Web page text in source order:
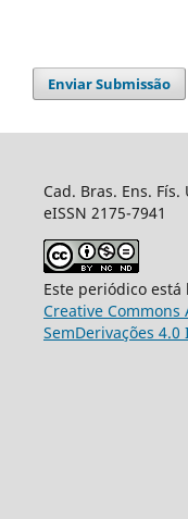
Enviar Submissão
Cad. Bras. Ens. Fís.
eISSN 2175-7941
Este periódico
Creative
SemDerivações